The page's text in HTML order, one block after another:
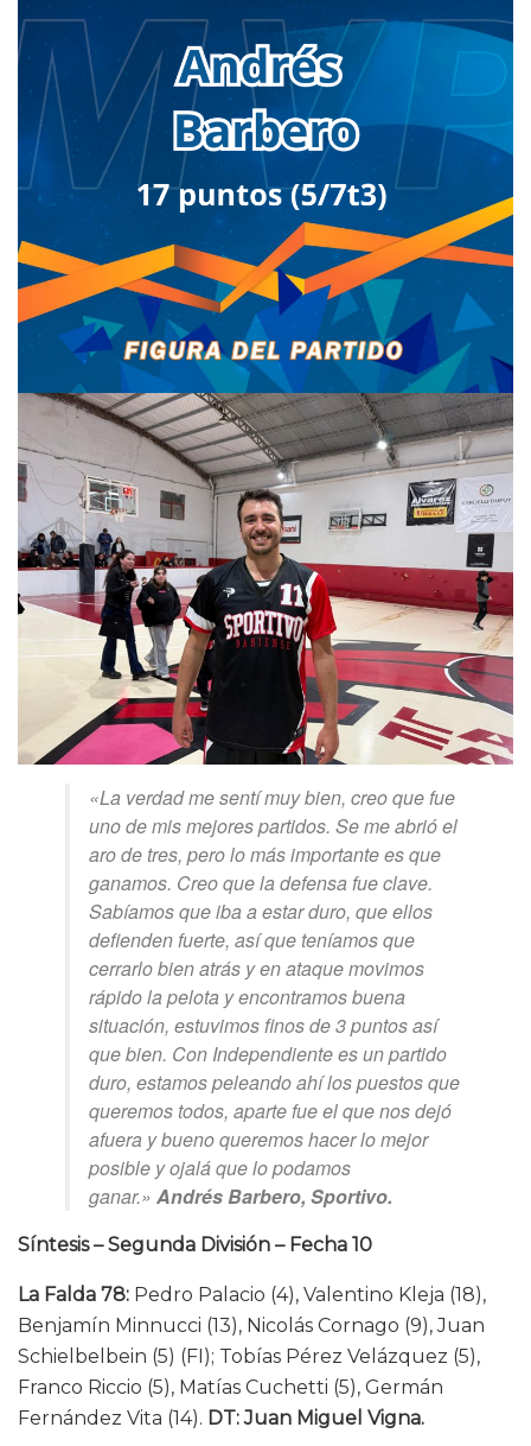
«La verdad me sentí muy bien, creo que fue
uno de mis mejores partidos. Se me abrió el
aro de tres, pero lo más importante es que
ganamos. Creo que la defensa fue clave.
Sabíamos que iba a estar duro, que ellos
defienden fuerte, así que teníamos que
cerrarlo bien atrás y en ataque movimos
rápido la pelota y encontramos buena
situación, estuvimos finos de 3 puntos así
que bien. Con Independiente es un partido
duro, estamos peleando ahí los puestos que
queremos todos, aparte fue el que nos dejó
afuera y bueno queremos hacer lo mejor
posible y ojalá que lo podamos
ganar.» Andrés Barbero, Sportivo.
Síntesis – Segunda División – Fecha 10
La Falda 78: Pedro Palacio (4), Valentino Kleja (18),
Benjamín Minnucci (13), Nicolás Cornago (9), Juan
Schielbelbein (5) (FI); Tobías Pérez Velázquez (5),
Franco Riccio (5), Matías Cuchetti (5), Germán
Fernández Vita (14). DT: Juan Miguel Vigna.